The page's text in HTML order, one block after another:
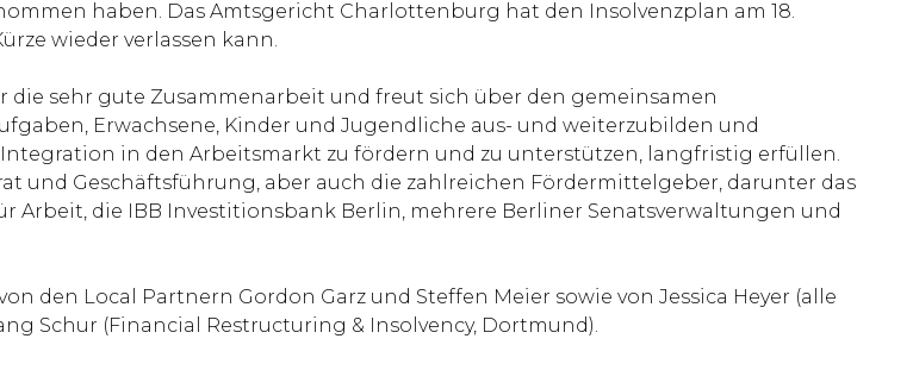
haben. Das Amtsgericht Charlottenburg hat den Insolvenzplan am 18.
wieder verlassen kann.
sehr gute Zusammenarbeit und freut sich über den gemeinsamen
Erwachsene, Kinder und Jugendliche aus- und weiterzubilden und
in den Arbeitsmarkt zu fördern und zu unterstützen, langfristig erfüllen.
und Geschäftsführung, aber auch die zahlreichen Fördermittelgeber, darunter das
die IBB Investitionsbank Berlin, mehrere Berliner Senatsverwaltungen und
den Local Partnern Gordon Garz und Steffen Meier sowie von Jessica Heyer (alle
Schur (Financial Restructuring & Insolvency, Dortmund).